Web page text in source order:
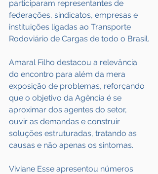
participaram representantes de
federações, sindicatos, empresas e
instituições ligadas ao Transporte
Rodoviário de Cargas de todo o Brasil.
Amaral Filho destacou a relevância
do encontro para além da mera
exposição de problemas, reforçando
que o objetivo da Agência é se
aproximar dos agentes do setor,
ouvir as demandas e construir
soluções estruturadas, tratando as
causas e não apenas os sintomas.
Viviane Esse apresentou números